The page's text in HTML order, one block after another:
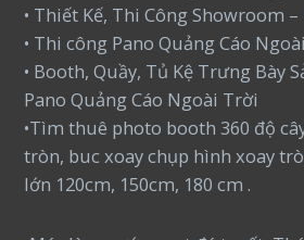
• Thiết Kế, Thi Công Showroom
• Thi công Pano Quảng Cáo
• Booth, Quầy, Tủ Kệ Trưng Bày
Pano Quảng Cáo Ngoài Trời
•Tìm thuê photo booth 360 độ
tròn, buc xoay chụp hình xoay
lớn 120cm, 150cm, 180 cm .